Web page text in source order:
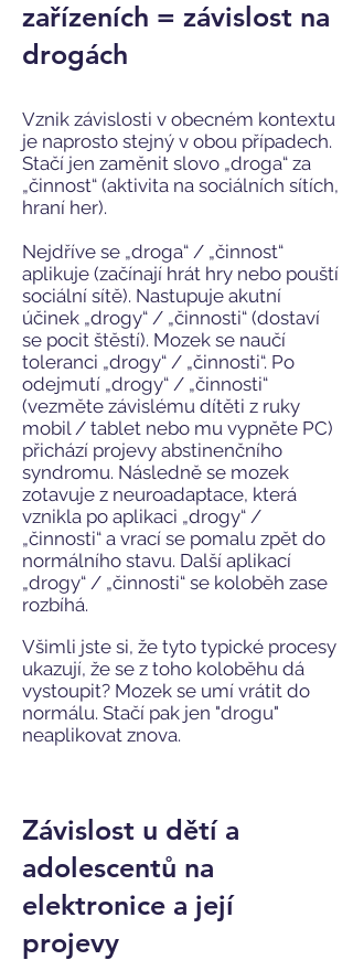
zařízeních = závislost na
drogách
Vznik závislosti v obecném kontextu
je naprosto stejný v obou případech.
Stačí jen zaměnit slovo „droga“ za
„činnost“ (aktivita na sociálních sítích,
hraní her).
Nejdříve se „droga“ / „činnost“
aplikuje (začínají hrát hry nebo pouští
sociální sítě). Nastupuje akutní
účinek „drogy“ / „činnosti“ (dostaví
se pocit štěstí). Mozek se naučí
toleranci „drogy“ / „činnosti“. Po
odejmutí „drogy“ / „činnosti“
(vezměte závislému dítěti z ruky
mobil / tablet nebo mu vypněte PC)
přichází projevy abstinenčního
syndromu. Následně se mozek
zotavuje z neuroadaptace, která
vznikla po aplikaci „drogy“ /
„činnosti“ a vrací se pomalu zpět do
normálního stavu. Další aplikací
„drogy“ / „činnosti“ se koloběh zase
rozbíhá.
Všimli jste si, že tyto typické procesy
ukazují, že se z toho koloběhu dá
vystoupit? Mozek se umí vrátit do
normálu. Stačí pak jen "drogu"
neaplikovat znova.
Závislost u dětí a
adolescentů na
elektronice a její
projevy